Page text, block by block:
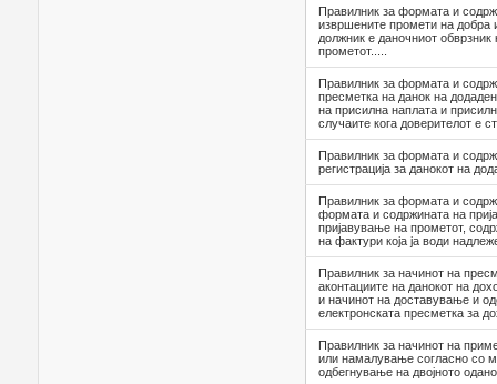
Правилник за формата и
извршените промети на добра
должник е даночниот обврзник
прометот.....
Правилник за формата и
пресметка на данок на
на присилна наплата и
случаите кога доверителот е
Правилник за формата и
регистрација за данокот на
Правилник за формата и
формата и содржината на
пријавување на прометот,
на фактури која ја води
Правилник за начинот на
аконтациите на данокот на
и начинот на доставување и
електронската пресметка за
Правилник за начинот на
или намалување согласно со
одбегнување на двојното